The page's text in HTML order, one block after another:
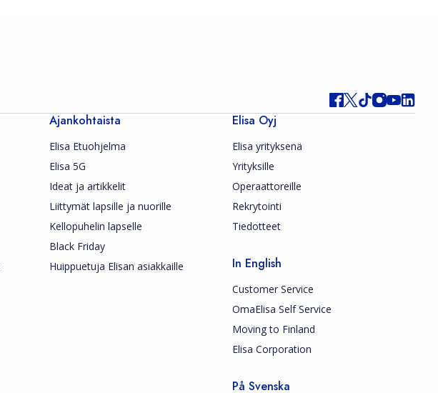
Ajankohtaista
Elisa Etuohjelma
Elisa 5G
Ideat ja artikkelit
Liittymät lapsille ja nuorille
Kellopuhelin lapselle
Black Friday
Huippuetuja Elisan asiakkaille
Elisa Oyj
Elisa yrityksenä
Yrityksille
Operaattoreille
Rekrytointi
Tiedotteet
In English
Customer Service
OmaElisa Self Service
Moving to Finland
Elisa Corporation
På Svenska